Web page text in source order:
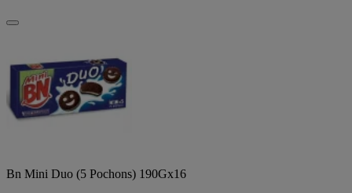
Bn Mini Duo (5 Pochons) 190Gx16